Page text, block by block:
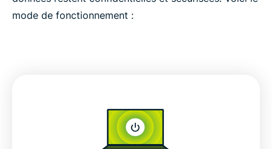
mode de fonctionnement :